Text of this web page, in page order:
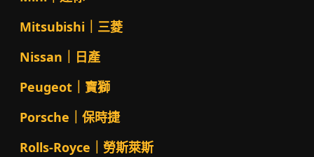
Mitsubishi｜三菱
Nissan｜日產
Peugeot｜寶獅
Porsche｜保時捷
Rolls-Royce｜勞斯萊斯